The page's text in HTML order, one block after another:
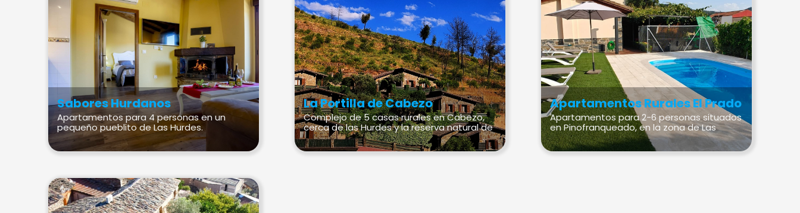
Sabores Hurdanos
Apartamentos para 4 personas en un
pequeño pueblito de Las Hurdes.
La Portilla de Cabezo
Complejo de 5 casas rurales en Cabezo,
cerca de las Hurdes y la reserva natural de
Las Batuecas
Apartamentos Rurales El Prado
Apartamentos para 2-6 personas situados
en Pinofranqueado, en la zona de Las
Hurdes.